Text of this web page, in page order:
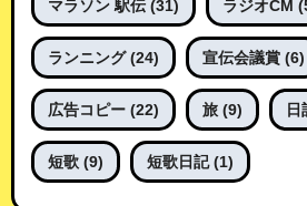
マラソン 駅伝(31) ラジオCM
ランニング(24) 宣伝会議賞(6)
広告コピー(22) 旅(9) 日
短歌(9) 短歌日記(1)